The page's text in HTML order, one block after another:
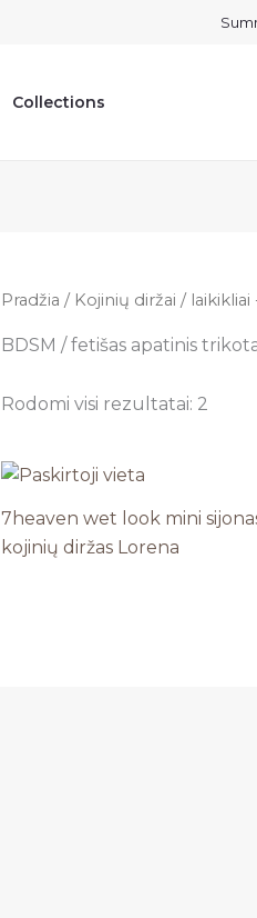
Collections
Pradžia / Kojinių diržai / laikikliai
BDSM / fetišas apatinis
Rodomi visi rezultatai: 2
7heaven wet look mini
kojinių diržas Lorena